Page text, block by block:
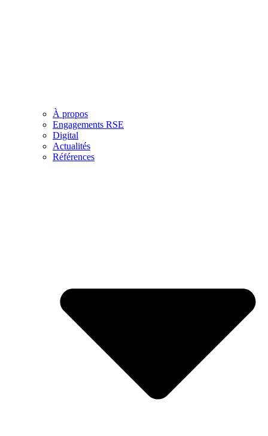
À propos
Engagements RSE
Digital
Actualités
Références